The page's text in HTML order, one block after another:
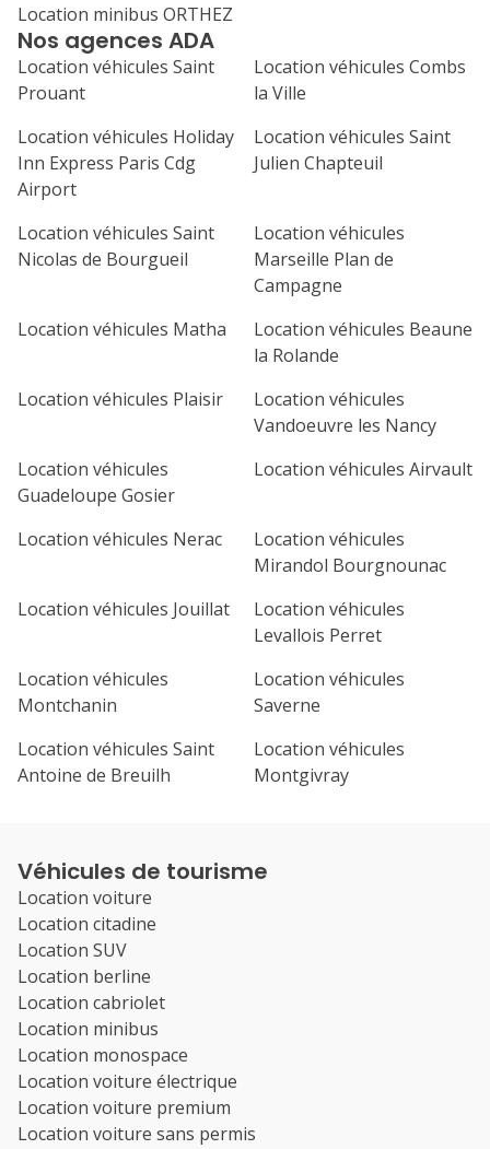
Nos agences ADA
Location véhicules Saint
Prouant
Location véhicules Combs
la Ville
Location véhicules Holiday
Inn Express Paris Cdg
Airport
Location véhicules Saint
Julien Chapteuil
Location véhicules Saint
Nicolas de Bourgueil
Location véhicules
Marseille Plan de
Campagne
Location véhicules Matha
Location véhicules Beaune
la Rolande
Location véhicules Plaisir
Location véhicules
Vandoeuvre les Nancy
Location véhicules
Guadeloupe Gosier
Location véhicules Airvault
Location véhicules Nerac
Location véhicules
Mirandol Bourgnounac
Location véhicules Jouillat
Location véhicules
Levallois Perret
Location véhicules
Montchanin
Location véhicules
Saverne
Location véhicules Saint
Antoine de Breuilh
Location véhicules
Montgivray
Location minibus ORTHEZ
Véhicules de tourisme
Location voiture
Location citadine
Location SUV
Location berline
Location cabriolet
Location minibus
Location monospace
Location voiture électrique
Location voiture premium
Location voiture sans permis